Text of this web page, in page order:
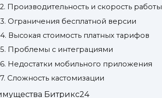
2. Производительность и скорость работы
3. Ограничения бесплатной версии
4. Высокая стоимость платных тарифов
5. Проблемы с интеграциями
6. Недостатки мобильного приложения
7. Сложность кастомизации
Битрикс24